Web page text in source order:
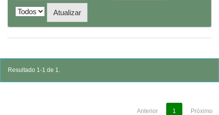
Resultado 1-1 de 1.
Anterior 1 Próximo